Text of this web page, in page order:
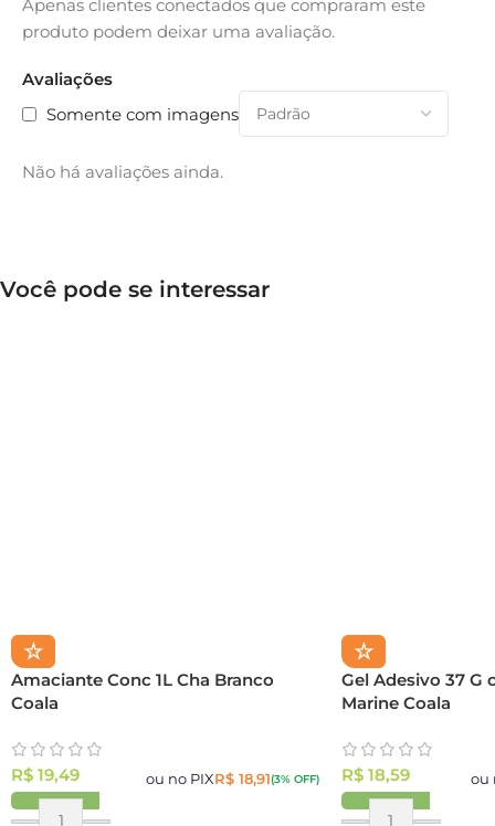
Avaliações
Somente com imagens
Não há avaliações ainda.
Apenas clientes conectados que compraram este
produto podem deixar uma avaliação.
Você pode se interessar
☆
Amaciante Conc 1L Cha Branco
Coala
R$ 19,49 ou no PIXR$18,91(3% OFF)
☆
Gel Adesivo 37 G
Marine Coala
R$18,59 ou